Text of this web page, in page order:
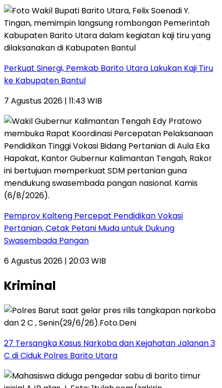
Perkuat Sinergi, Pemkab Barito Utara Lakukan Kaji Tiru
ke Kabupaten Bantul
7 Agustus 2026 | 11:43 WIB
Pemprov Kalteng Percepat Pendidikan Vokasi
Pertanian, Cetak Petani Muda untuk Dukung
Swasembada Pangan
6 Agustus 2026 | 20:03 WIB
Kriminal
27 Tersangka Kasus Narkoba dan Kejahatan Jalanan 3
C di Ciduk Polres Barito Utara